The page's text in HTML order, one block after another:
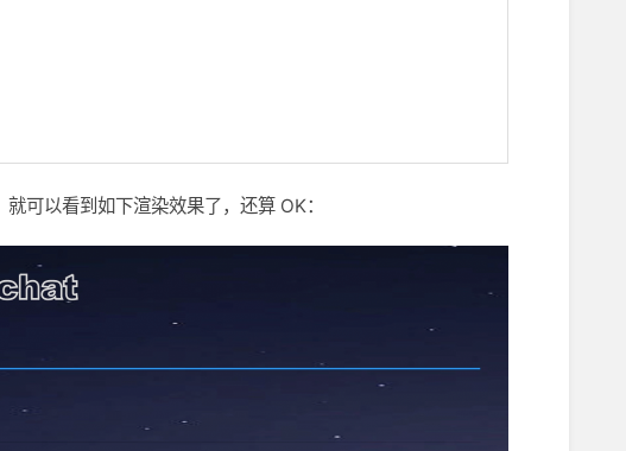
可以看到如下渲染效果了，还算 OK：